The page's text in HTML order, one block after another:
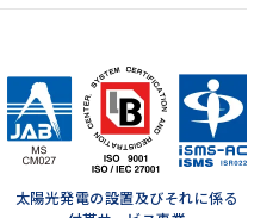
太陽光発電の設置及びそれに係る